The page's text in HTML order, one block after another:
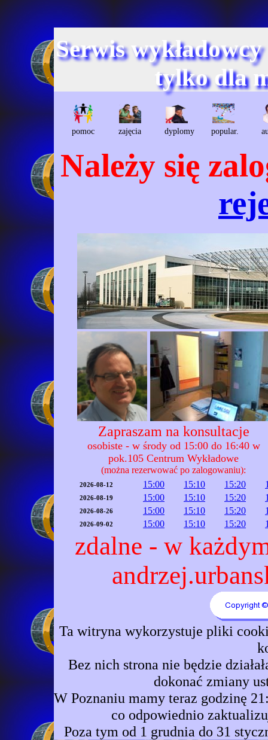
Serwis
tylko dla
pomoc zajęcia dyplomy popular.
Należy się
Zapraszam na konsultacje
osobiste - w środy od 15:00 do 16:40 w
pok.105 Centrum Wykładowe
(można rezerwować po zalogowaniu):
2026-08-12 15:00 15:10 15:20
2026-08-19 15:00 15:10 15:20
2026-08-26 15:00 15:10 15:20
2026-09-02 15:00 15:10 15:20
zdalne - w
Ta witryna wykorzystuje pliki
Bez nich strona nie będzie
dokonać zmiany
W Poznaniu mamy teraz godzinę
co odpowiednio
Poza tym od 1 grudnia do 31